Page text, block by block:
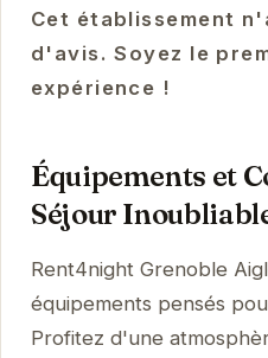
Cet établissement
d'avis. Soyez le
expérience !
Équipements et
Séjour
Rent4night Grenoble
équipements pensés
Profitez d'une